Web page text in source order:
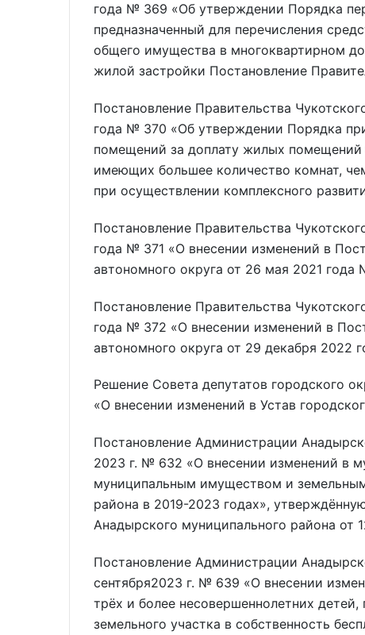
года № 369 «Об утверждении Порядка
предназначенный для перечисления
общего имущества в многоквартирном
жилой застройки Постановление
Постановление Правительства
года № 370 «Об утверждении Порядка
помещений за доплату жилых
имеющих большее количество комнат,
при осуществлении комплексного
Постановление Правительства
года № 371 «О внесении изменений в
автономного округа от 26 мая 2021 года
Постановление Правительства
года № 372 «О внесении изменений в
автономного округа от 29 декабря 2022
Решение Совета депутатов городского
«О внесении изменений в Устав
Постановление Администрации
2023 г. № 632 «О внесении изменений в
муниципальным имуществом и
района в 2019-2023 годах»,
Анадырского муниципального района от
Постановление Администрации
сентября2023 г. № 639 «О внесении
трёх и более несовершеннолетних
земельного участка в собственность